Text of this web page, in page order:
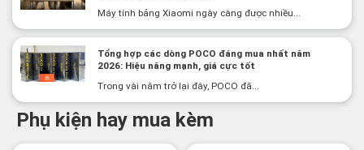
Máy tính bảng Xiaomi ngày càng được nhiều...
Tổng hợp các dòng POCO đáng mua nhất năm
2026: Hiệu năng mạnh, giá cực tốt
Trong vài năm trở lại đây, POCO đã...
Phụ kiện hay mua kèm